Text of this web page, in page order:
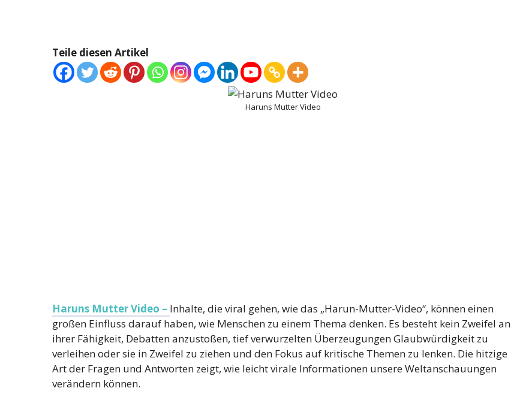
Teile diesen Artikel
Haruns Mutter Video
Haruns Mutter Video – Inhalte, die viral gehen, wie das „Harun-Mutter-Video“, können einen
großen Einfluss darauf haben, wie Menschen zu einem Thema denken. Es besteht kein Zweifel an
ihrer Fähigkeit, Debatten anzustoßen, tief verwurzelten Überzeugungen Glaubwürdigkeit zu
verleihen oder sie in Zweifel zu ziehen und den Fokus auf kritische Themen zu lenken. Die hitzige
Art der Fragen und Antworten zeigt, wie leicht virale Informationen unsere Weltanschauungen
verändern können.